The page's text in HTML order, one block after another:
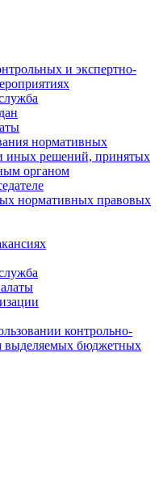
и экспертно-
нормативных
иных решений, принятых
органом
нормативных правовых
контрольно-
выделяемых бюджетных